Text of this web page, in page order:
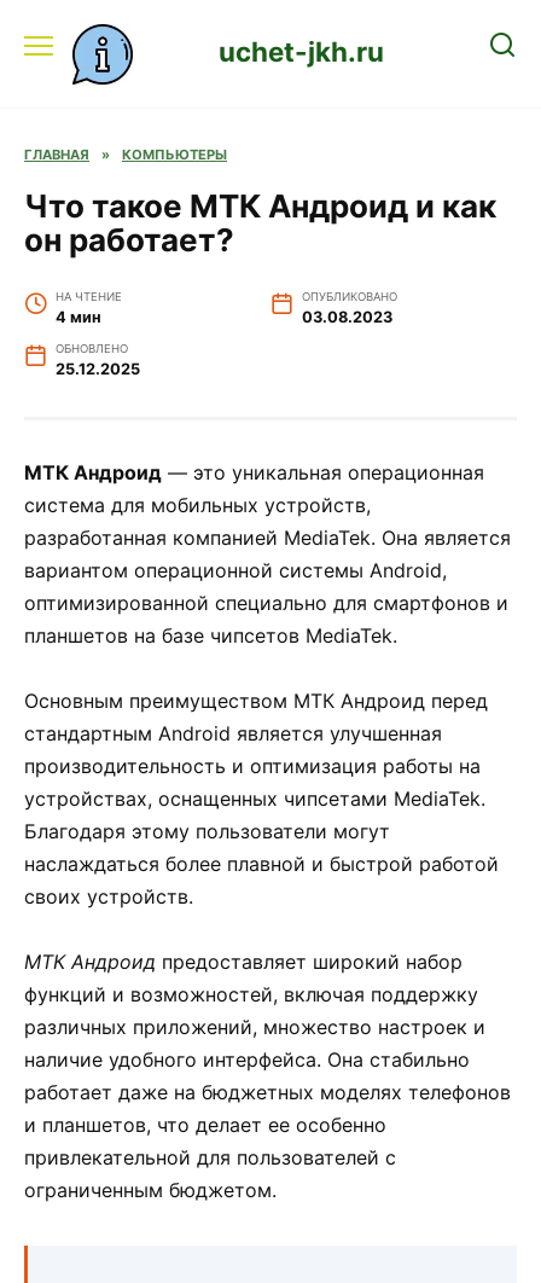
содержанию
uchet-jkh.ru
ГЛАВНАЯ » КОМПЬЮТЕРЫ
Что такое МТК Андроид и как
он работает?
НА ЧТЕНИЕ
4 мин
ОПУБЛИКОВАНО
03.08.2023
ОБНОВЛЕНО
25.12.2025
МТК Андроид — это уникальная операционная
система для мобильных устройств,
разработанная компанией MediaTek. Она является
вариантом операционной системы Android,
оптимизированной специально для смартфонов и
планшетов на базе чипсетов MediaTek.
Основным преимуществом МТК Андроид перед
стандартным Android является улучшенная
производительность и оптимизация работы на
устройствах, оснащенных чипсетами MediaTek.
Благодаря этому пользователи могут
наслаждаться более плавной и быстрой работой
своих устройств.
МТК Андроид предоставляет широкий набор
функций и возможностей, включая поддержку
различных приложений, множество настроек и
наличие удобного интерфейса. Она стабильно
работает даже на бюджетных моделях телефонов
и планшетов, что делает ее особенно
привлекательной для пользователей с
ограниченным бюджетом.